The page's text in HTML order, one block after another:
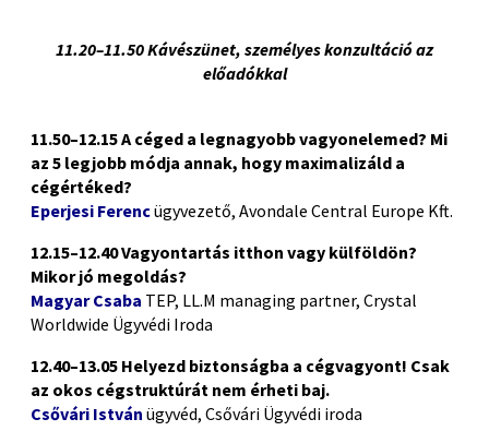
11.20–11.50 Kávészünet, személyes konzultáció az
előadókkal
11.50–12.15A céged a legnagyobb vagyonelemed? Mi
az 5 legjobb módja annak, hogy maximalizáld a
cégértéked?
Eperjesi Ferencügyvezető, Avondale Central Europe Kft.
12.15–12.40Vagyontartás itthon vagy külföldön?
Mikor jó megoldás?
Magyar Csaba TEP, LL.M managing partner, Crystal
Worldwide Ügyvédi Iroda
12.40–13.05 Helyezd biztonságba a cégvagyont! Csak
az okos cégstruktúrát nem érheti baj.
Csővári István ügyvéd, Csővári Ügyvédi iroda